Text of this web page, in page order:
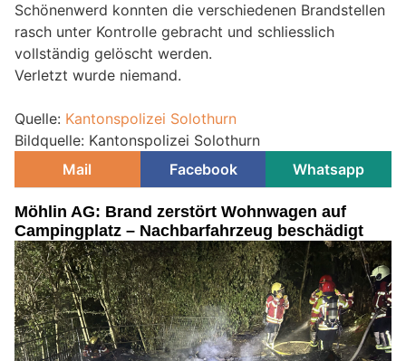
Schönenwerd konnten die verschiedenen Brandstellen
rasch unter Kontrolle gebracht und schliesslich
vollständig gelöscht werden.
Verletzt wurde niemand.
Quelle: Kantonspolizei Solothurn
Bildquelle: Kantonspolizei Solothurn
Mail
Facebook Whatsapp
Möhlin AG: Brand zerstört Wohnwagen auf
Campingplatz – Nachbarfahrzeug beschädigt